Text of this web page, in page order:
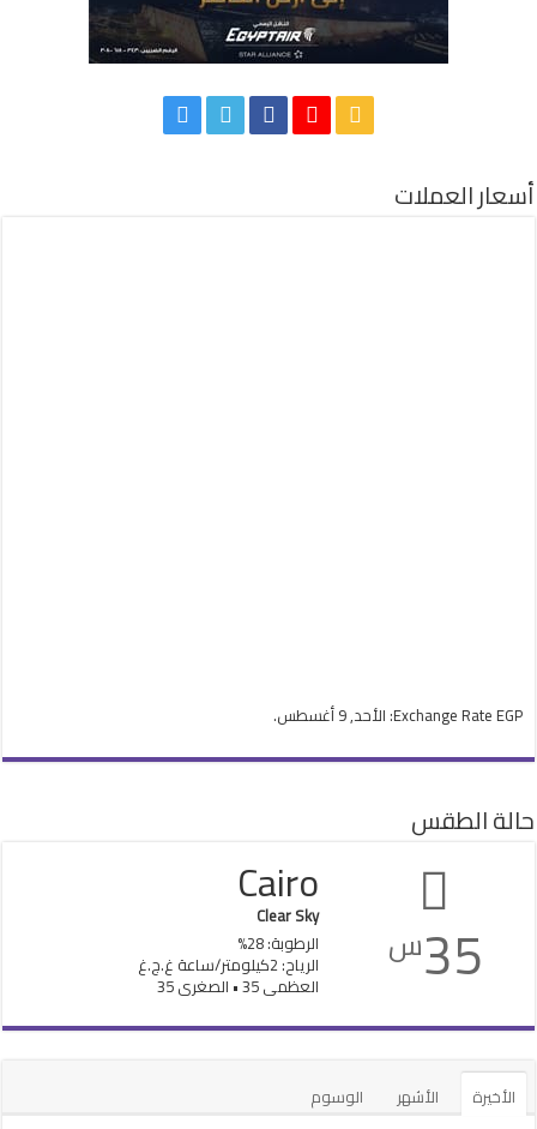
أسعار العملات
Exchange Rate EGP : الأحد, 9 أغسطس.
حالة الطقس
35س
Cairo
Clear Sky
الرطوبة: 28%
الرياح: 2كيلومتر/ساعة غ.ج.غ
العظمى 35 • الصغرى 35
الأخيرة الأشهر
الوسوم